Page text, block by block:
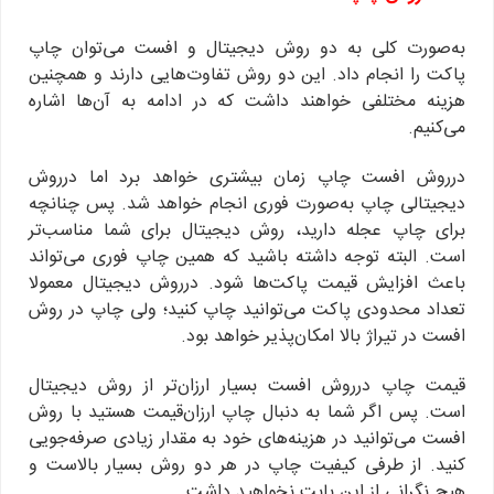
به‌صورت کلی به دو روش دیجیتال و افست می‌توان چاپ
پاکت را انجام داد. این دو روش تفاوت‌هایی دارند و همچنین
هزینه مختلفی خواهند داشت که در ادامه به آن‌ها اشاره
می‌کنیم.
درروش افست چاپ زمان بیشتری خواهد برد اما درروش
دیجیتالی چاپ به‌صورت فوری انجام خواهد شد. پس چنانچه
برای چاپ عجله دارید، روش دیجیتال برای شما مناسب‌تر
است. البته توجه داشته باشید که همین چاپ فوری می‌تواند
باعث افزایش قیمت پاکت‌ها شود. درروش دیجیتال معمولا
تعداد محدودی پاکت می‌توانید چاپ کنید؛ ولی چاپ در روش
افست در تیراژ بالا امکان‌پذیر خواهد بود.
قیمت چاپ درروش افست بسیار ارزان‌تر از روش دیجیتال
است. پس اگر شما به دنبال چاپ ارزان‌قیمت هستید با روش
افست می‌توانید در هزینه‌های خود به مقدار زیادی صرفه‌جویی
کنید. از طرفی کیفیت چاپ در هر دو روش بسیار بالاست و